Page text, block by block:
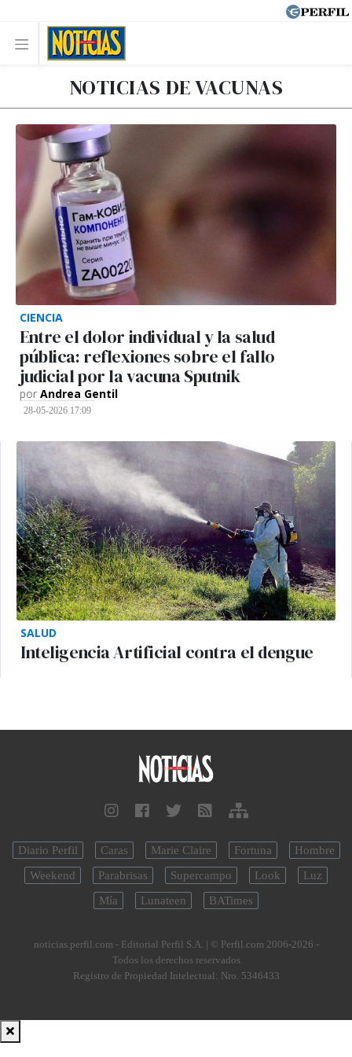
NOTICIAS DE VACUNAS
CIENCIA
Entre el dolor individual y la salud
pública: reflexiones sobre el fallo
judicial por la vacuna Sputnik
por Andrea Gentil
28-05-2026 17:09
SALUD
Inteligencia Artificial contra el dengue
Diario Perfil Caras Marie Claire Fortuna
Hombre
Weekend
Parabrisas Supercampo Look
Luz
Mía
Lunateen BATimes
noticias.perfil.com - Editorial Perfil S.A. | © Perfil.com 2006-2026 -
Todos los derechos reservados
Registro de Propiedad Intelectual: Nro. 5346433